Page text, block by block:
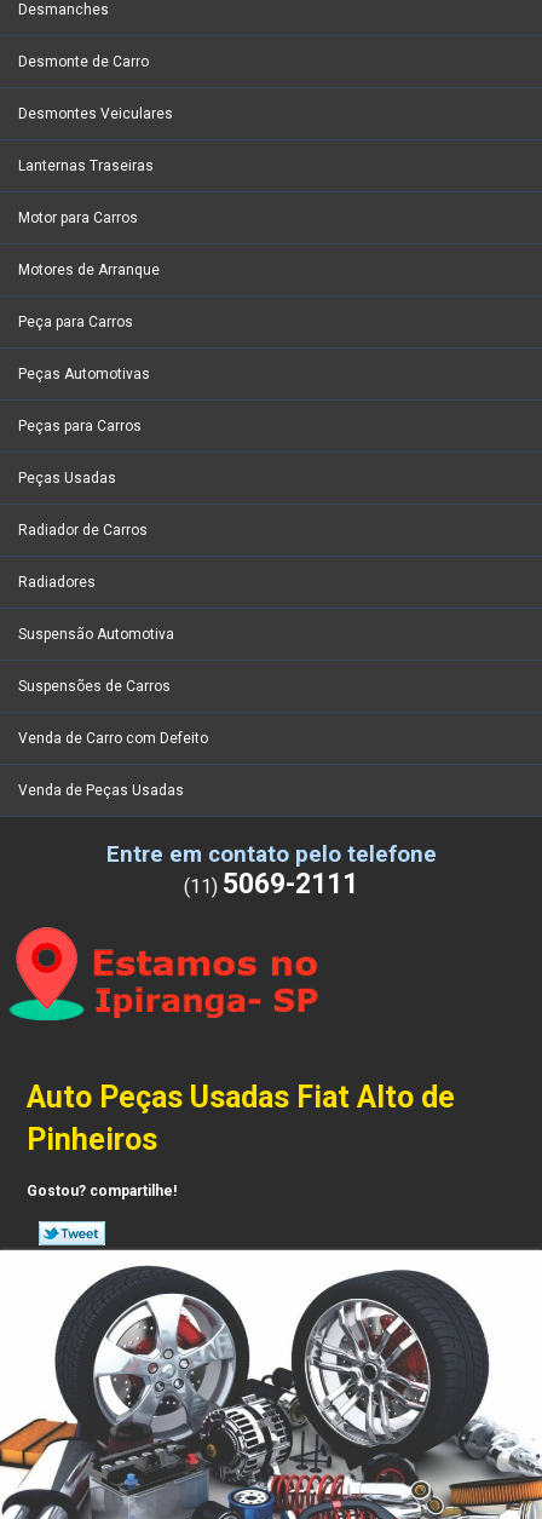
Desmanches
Desmonte de Carro
Desmontes Veiculares
Lanternas Traseiras
Motor para Carros
Motores de Arranque
Peça para Carros
Peças Automotivas
Peças para Carros
Peças Usadas
Radiador de Carros
Radiadores
Suspensão Automotiva
Suspensões de Carros
Venda de Carro com Defeito
Venda de Peças Usadas
Entre em contato pelo telefone
(11) 5069-2111
Auto Peças Usadas Fiat Alto de
Pinheiros
Gostou? compartilhe!